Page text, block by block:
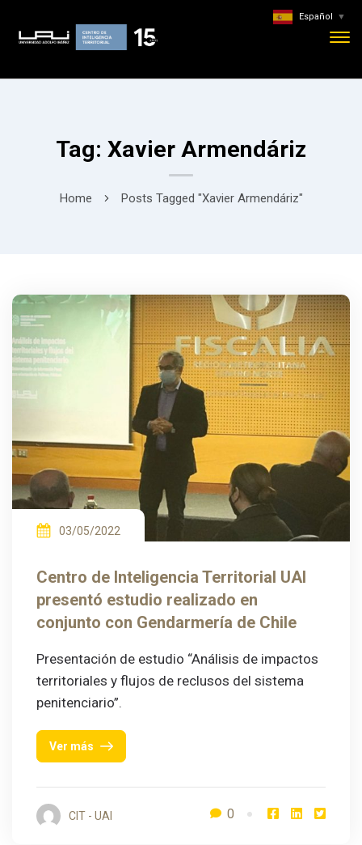
Tag: Xavier Armendáriz
Home Posts Tagged "Xavier Armendáriz"
03/05/2022
Centro de Inteligencia Territorial UAI
presentó estudio realizado en
conjunto con Gendarmería de Chile
Presentación de estudio “Análisis de impactos
territoriales y flujos de reclusos del sistema
penitenciario”.
Ver más
CIT - UAI 0
Español ▼